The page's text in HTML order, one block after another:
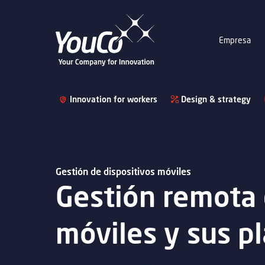
Empresa
Innovation for workers Design & strategy
Gestión
móviles y sus
Gestión de dispositivos móviles